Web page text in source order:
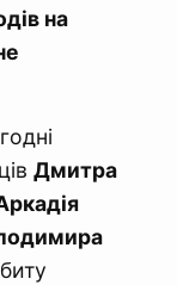
на
Дмитра